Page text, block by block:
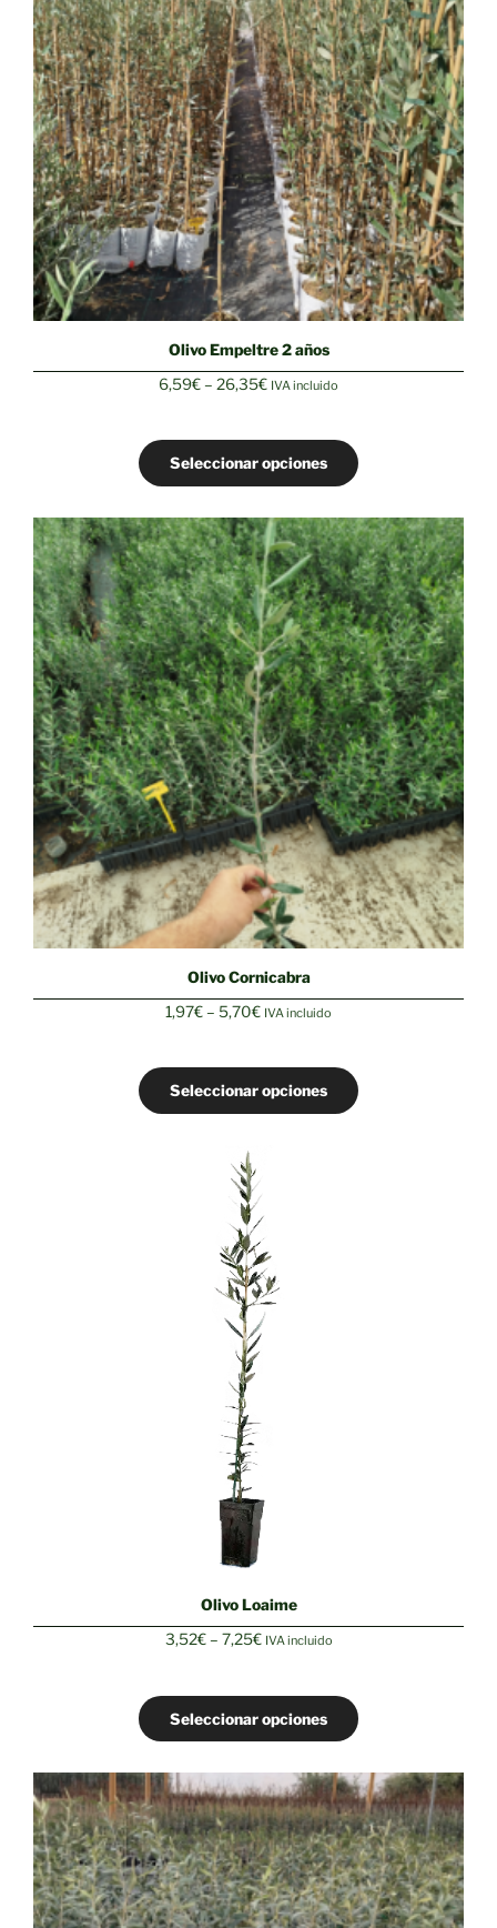
Olivo Empeltre 2 años
6,59€– 26,35€Rango
desde
26,35€
IVA incluido
Seleccionar opciones
Olivo Cornicabra
1,97€– 5,70€Rango
desde
IVA incluido
Seleccionar opciones
Olivo Loaime
3,52€ – 7,25€Rango
desde
7,25€
IVA incluido
Seleccionar opciones